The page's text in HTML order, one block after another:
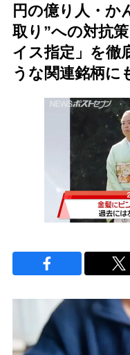
円の億り人・か
取り”への対抗
イス指定」を徹
うな関連銘柄に